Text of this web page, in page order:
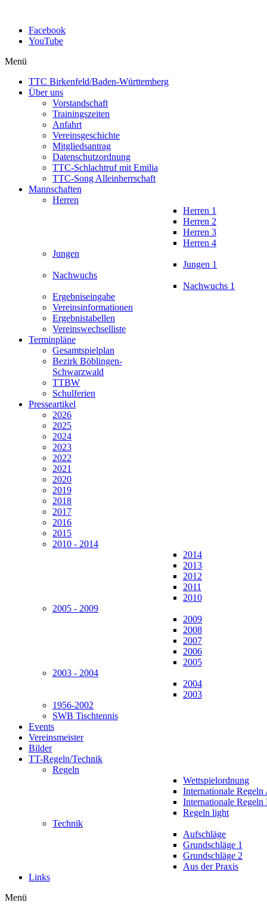
Facebook
YouTube
Menü
TTC Birkenfeld/Baden-Württemberg
Über uns
Vorstandschaft
Trainingszeiten
Anfahrt
Vereinsgeschichte
Mitgliedsantrag
Datenschutzordnung
TTC-Schlachtruf mit Emilia
TTC-Song Alleinherrschaft
Mannschaften
Herren
Herren 1
Herren 2
Herren 3
Herren 4
Jungen
Jungen 1
Nachwuchs
Nachwuchs 1
Ergebniseingabe
Vereinsinformationen
Ergebnistabellen
Vereinswechselliste
Terminpläne
Gesamtspielplan
Bezirk Böblingen-
Schwarzwald
TTBW
Schulferien
Presseartikel
2026
2025
2024
2023
2022
2021
2020
2019
2018
2017
2016
2015
2010 - 2014
2014
2013
2012
2011
2010
2005 - 2009
2009
2008
2007
2006
2005
2003 - 2004
2004
2003
1956-2002
SWB Tischtennis
Events
Vereinsmeister
Bilder
TT-Regeln/Technik
Regeln
Wettspielordnung
Internationale Regeln
Internationale Regeln
Regeln light
Technik
Aufschläge
Grundschläge 1
Grundschläge 2
Aus der Praxis
Links
Menü